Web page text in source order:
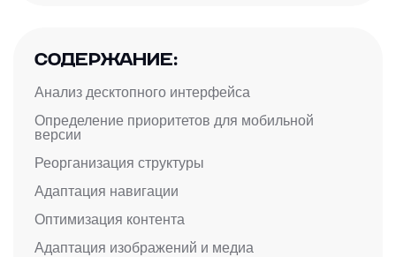
СОДЕРЖАНИЕ:
Анализ десктопного интерфейса
Определение приоритетов для мобильной
версии
Реорганизация структуры
Адаптация навигации
Оптимизация контента
Адаптация изображений и медиа